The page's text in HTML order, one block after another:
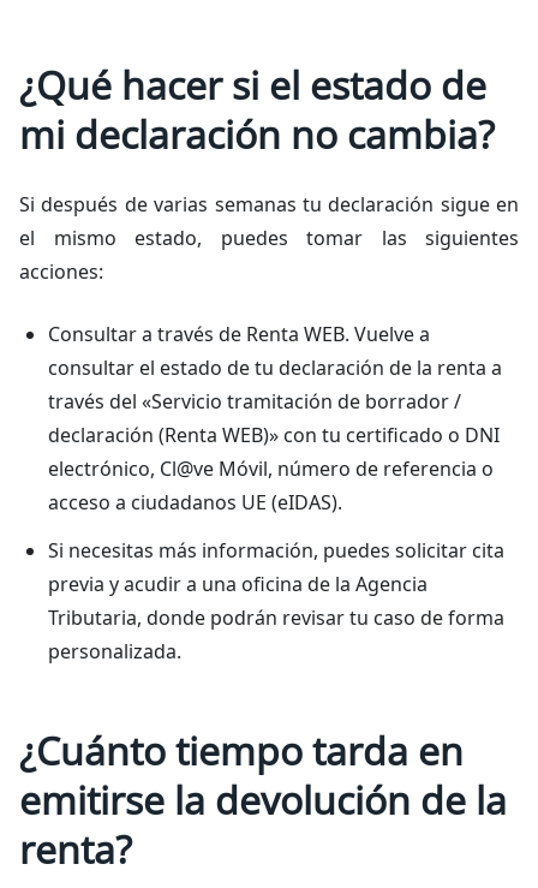
¿Qué hacer si el estado de
mi declaración no cambia?
Si después de varias semanas tu declaración sigue en
el mismo estado, puedes tomar las siguientes
acciones:
Consultar a través de Renta WEB. Vuelve a
consultar el estado de tu declaración de la renta a
través del «Servicio tramitación de borrador /
declaración (Renta WEB)» con tu certificado o DNI
electrónico, Cl@ve Móvil, número de referencia o
acceso a ciudadanos UE (eIDAS).
Si necesitas más información, puedes solicitar cita
previa y acudir a una oficina de la Agencia
Tributaria, donde podrán revisar tu caso de forma
personalizada.
¿Cuánto tiempo tarda en
emitirse la devolución de la
renta?